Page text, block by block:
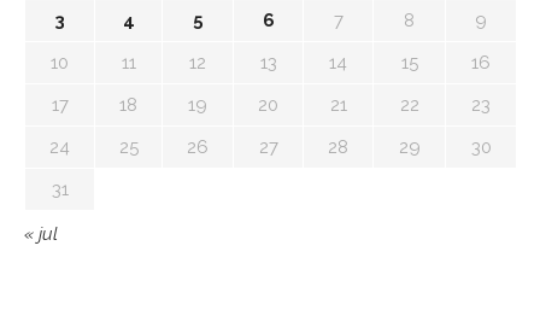
3
4 5 6 7 8
9
10
11 12 13 14 15
16
17
18 19 20 21 22
23
24
25 26 27 28 29
30
31
« jul